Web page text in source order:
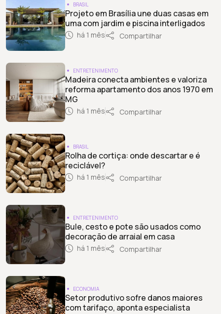
BRASIL
Projeto em Brasília une duas casas em
uma com jardim e piscina interligados
há 1 mês Compartilhar
ENTRETENIMENTO
Madeira conecta ambientes e valoriza
reforma apartamento dos anos 1970 em
MG
há 1 mês Compartilhar
BRASIL
Rolha de cortiça: onde descartar e é
reciclável?
há 1 mês Compartilhar
ENTRETENIMENTO
Bule, cesto e pote são usados como
decoração de arraial em casa
há 1 mês Compartilhar
ECONOMIA
Setor produtivo sofre danos maiores
com tarifaço, aponta especialista